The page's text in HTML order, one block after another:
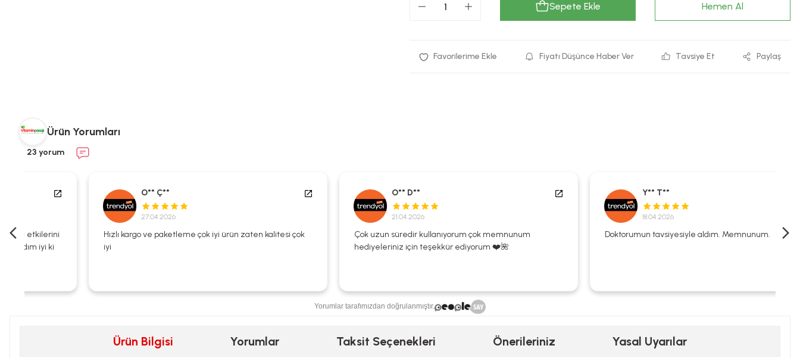
Sepete Ekle Hemen Al
Fiyatı Düşünce Haber Ver Tavsiye Et Paylaş
Ürün Yorumları
23 yorum
O** Ç**
27.04.2026
Hızlı kargo ve paketleme çok iyi ürün zaten kalitesi çok
iyi
O** D**
21.04.2026
Çok uzun süredir kullanıyorum çok memnunum
hediyeleriniz için teşekkür ediyorum ❤️🌺
Y** T**
18.04.2026
Doktorumun tavsiyesiyle aldım. Memnunum.
Yorumlar tarafımızdan doğrulanmıştır.
Ürün Bilgisi Yorumlar Taksit Seçenekleri Önerileriniz Yasal Uyarılar